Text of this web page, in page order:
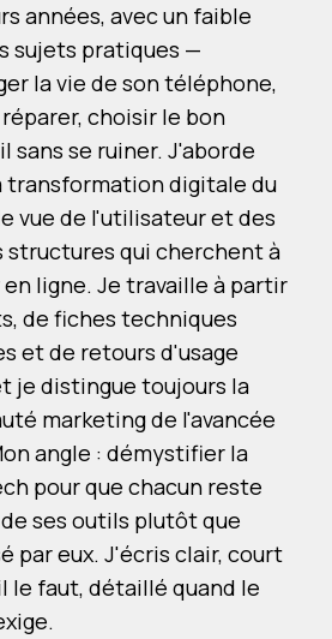
années, avec un faible
sujets pratiques —
la vie de son téléphone,
choisir le bon
sans se ruiner. J'aborde
transformation digitale du
vue de l'utilisateur et des
qui cherchent à
ligne. Je travaille à partir
de fiches techniques
et de retours d'usage
je distingue toujours la
marketing de l'avancée
angle : démystifier la
pour que chacun reste
ses outils plutôt que
par eux. J'écris clair, court
le faut, détaillé quand le